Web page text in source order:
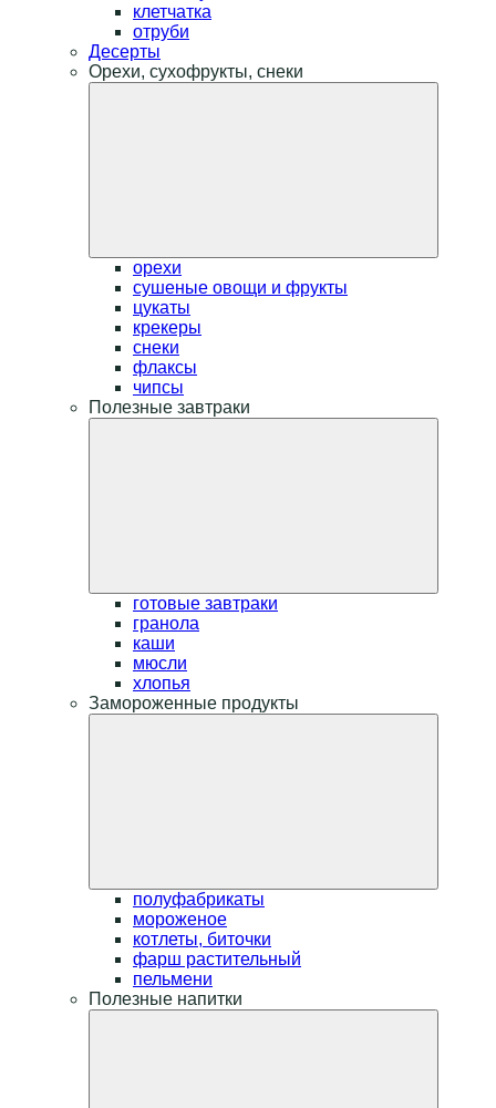
клетчатка
отруби
Десерты
Орехи, сухофрукты, снеки
орехи
сушеные овощи и фрукты
цукаты
крекеры
снеки
флаксы
чипсы
Полезные завтраки
готовые завтраки
гранола
каши
мюсли
хлопья
Замороженные продукты
полуфабрикаты
мороженое
котлеты, биточки
фарш растительный
пельмени
Полезные напитки